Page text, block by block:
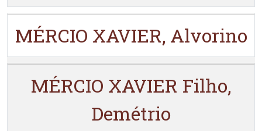
MÉRCIO XAVIER, Alvorino
MÉRCIO XAVIER Filho,
Demétrio